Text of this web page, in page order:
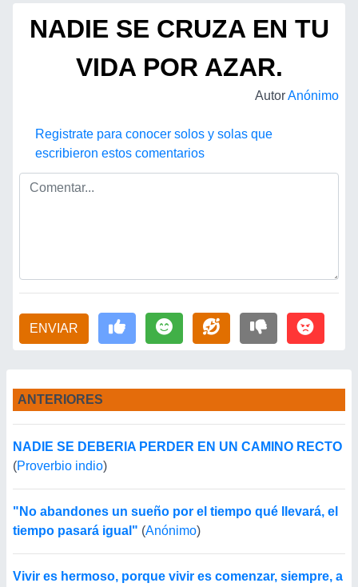
NADIE SE CRUZA EN TU
VIDA POR AZAR.
AutorAnónimo
Registrate para conocer solos y solas que
escribieron estos comentarios
ENVIAR
ANTERIORES
NADIE SE DEBERIA PERDER EN UN CAMINO RECTO
(Proverbio indio)
"No abandones un sueño por el tiempo qué llevará, el
tiempo pasará igual" (Anónimo)
Vivir es hermoso, porque vivir es comenzar, siempre, a